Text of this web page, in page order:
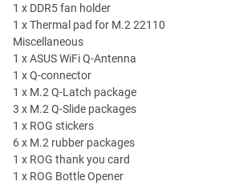
1 x DDR5 fan holder
1 x Thermal pad for M.2 22110
Miscellaneous
1 x ASUS WiFi Q-Antenna
1 x Q-connector
1 x M.2 Q-Latch package
3 x M.2 Q-Slide packages
1 x ROG stickers
6 x M.2 rubber packages
1 x ROG thank you card
1 x ROG Bottle Opener